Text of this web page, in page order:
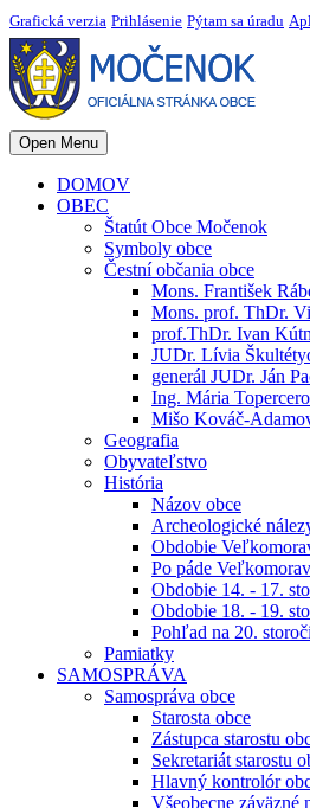
Grafická verzia Prihlásenie Pýtam sa úradu
Open Menu
DOMOV
OBEC
Štatút Obce Močenok
Symboly obce
Čestní občania obce
Mons. František
Mons. prof. ThDr.
prof.ThDr. Ivan
JUDr. Lívia
generál JUDr. Ján
Ing. Mária
Mišo Kováč-
Geografia
Obyvateľstvo
História
Názov obce
Archeologické
Obdobie
Po páde
Obdobie 14. - 17.
Obdobie 18. - 19.
Pohľad na 20.
Pamiatky
SAMOSPRÁVA
Samospráva obce
Starosta obce
Zástupca starostu
Sekretariát starostu
Hlavný kontrolór
Všeobecne záväzné